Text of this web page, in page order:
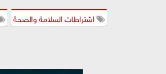
اشتراطات السلامة والصحة